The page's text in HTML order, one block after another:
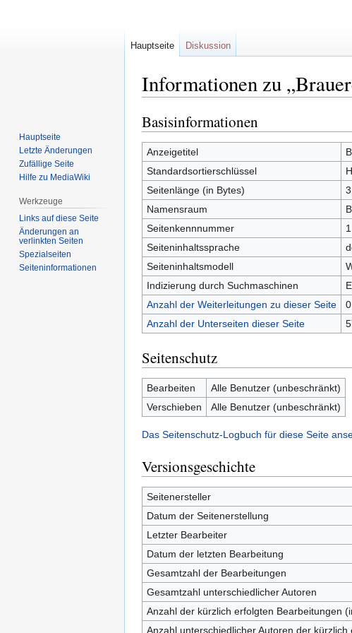
Informationen zu
Zur
Navigation
springen
Zur
Suche
springen
Basisinformationen
Anzeigetitel
Standardsortierschlüssel
Seitenlänge (in Bytes)
Namensraum
Seitenkennnummer
1
Seiteninhaltssprache
Seiteninhaltsmodell
Indizierung durch Suchmaschinen
Anzahl der Weiterleitungen zu dieser Seite
0
Anzahl der Unterseiten dieser Seite
Seitenschutz
Bearbeiten
Alle Benutzer (unbeschränkt)
Verschieben
Alle Benutzer (unbeschränkt)
Das Seitenschutz-Logbuch für diese Seite
Versionsgeschichte
Seitenersteller
Datum der Seitenerstellung
Letzter Bearbeiter
Datum der letzten Bearbeitung
Gesamtzahl der Bearbeitungen
Gesamtzahl unterschiedlicher Autoren
Anzahl der kürzlich erfolgten Bearbeitungen
Anzahl unterschiedlicher Autoren der
Hauptseite Diskussion
Hauptseite
Letzte Änderungen
Zufällige Seite
Hilfe zu MediaWiki
Werkzeuge
Links auf diese Seite
Änderungen an
verlinkten Seiten
Spezialseiten
Seiten­informationen